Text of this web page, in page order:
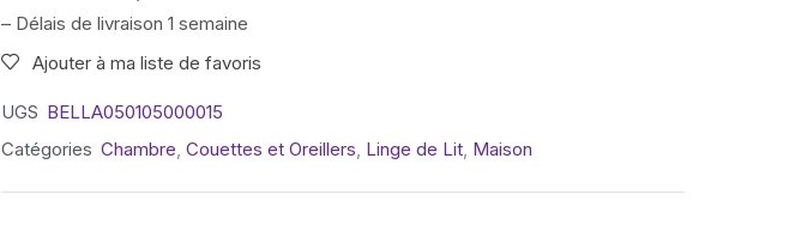
– Délais de livraison 1 semaine
Ajouter à ma liste de favoris
UGS BELLA050105000015
Catégories Chambre, Couettes et Oreillers, Linge de Lit, Maison